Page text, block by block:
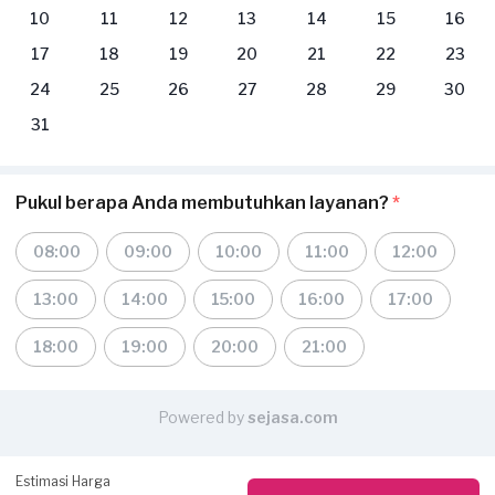
10
11 12 13 14 15
16
17
18 19 20 21 22
23
24
25 26 27 28 29
30
31
Pukul berapa Anda membutuhkan layanan? *
08:00 09:00 10:00 11:00 12:00
13:00 14:00 15:00 16:00 17:00
18:00 19:00 20:00 21:00
Powered bysejasa.com
Estimasi Harga